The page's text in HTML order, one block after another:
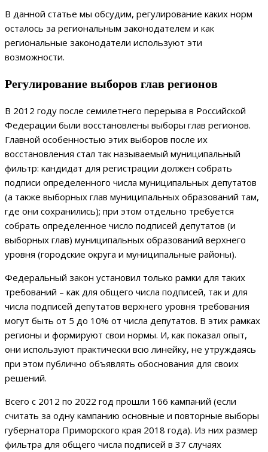
В данной статье мы обсудим, регулирование каких норм
осталось за региональным законодателем и как
региональные законодатели используют эти
возможности.
Регулирование выборов глав регионов
В 2012 году после семилетнего перерыва в Российской
Федерации были восстановлены выборы глав регионов.
Главной особенностью этих выборов после их
восстановления стал так называемый муниципальный
фильтр: кандидат для регистрации должен собрать
подписи определенного числа муниципальных депутатов
(а также выборных глав муниципальных образований там,
где они сохранились); при этом отдельно требуется
собрать определенное число подписей депутатов (и
выборных глав) муниципальных образований верхнего
уровня (городские округа и муниципальные районы).
Федеральный закон установил только рамки для таких
требований – как для общего числа подписей, так и для
числа подписей депутатов верхнего уровня требования
могут быть от 5 до 10% от числа депутатов. В этих рамках
регионы и формируют свои нормы. И, как показал опыт,
они используют практически всю линейку, не утруждаясь
при этом публично объявлять обоснования для своих
решений.
Всего с 2012 по 2022 год прошли 166 кампаний (если
считать за одну кампанию основные и повторные выборы
губернатора Приморского края 2018 года). Из них размер
фильтра для общего числа подписей в 37 случаях